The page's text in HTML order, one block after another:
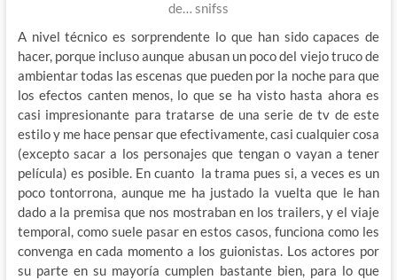
de… snifss
A nivel técnico es sorprendente lo que han sido capaces de
hacer, porque incluso aunque abusan un poco del viejo truco de
ambientar todas las escenas que pueden por la noche para que
los efectos canten menos, lo que se ha visto hasta ahora es
casi impresionante para tratarse de una serie de tv de este
estilo y me hace pensar que efectivamente, casi cualquier cosa
(excepto sacar a los personajes que tengan o vayan a tener
película) es posible. En cuanto la trama pues si, a veces es un
poco tontorrona, aunque me ha justado la vuelta que le han
dado a la premisa que nos mostraban en los trailers, y el viaje
temporal, como suele pasar en estos casos, funciona como les
convenga en cada momento a los guionistas. Los actores por
su parte en su mayoría cumplen bastante bien, para lo que